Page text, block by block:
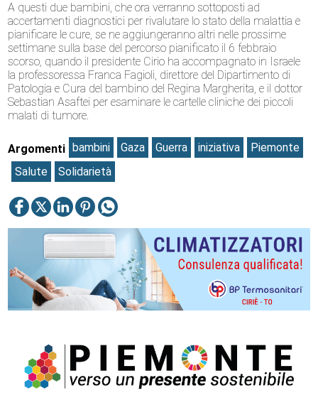
A questi due bambini, che ora verranno sottoposti ad
accertamenti diagnostici per rivalutare lo stato della malattia e
pianificare le cure, se ne aggiungeranno altri nelle prossime
settimane sulla base del percorso pianificato il 6 febbraio
scorso, quando il presidente Cirio ha accompagnato in Israele
la professoressa Franca Fagioli, direttore del Dipartimento di
Patologia e Cura del bambino del Regina Margherita, e il dottor
Sebastian Asaftei per esaminare le cartelle cliniche dei piccoli
malati di tumore.
Argomenti bambini Gaza Guerra iniziativa
Piemonte
Salute
Solidarietà